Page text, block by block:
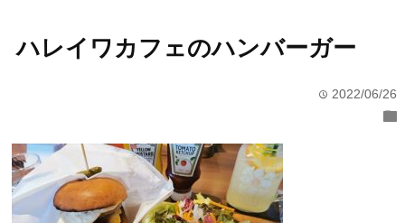
ハレイワカフェのハンバーガー
time 2022/06/26
folder